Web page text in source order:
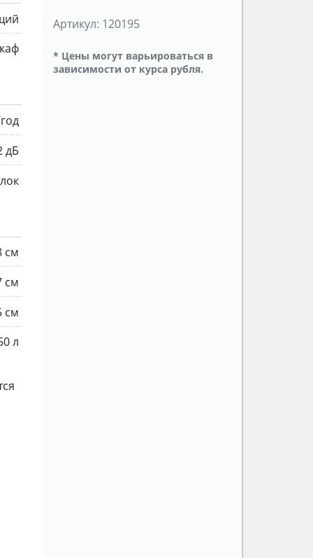
дБ
см
см
см
л
Артикул: 120195
* Цены могут варьироваться в
зависимости от курса рубля.